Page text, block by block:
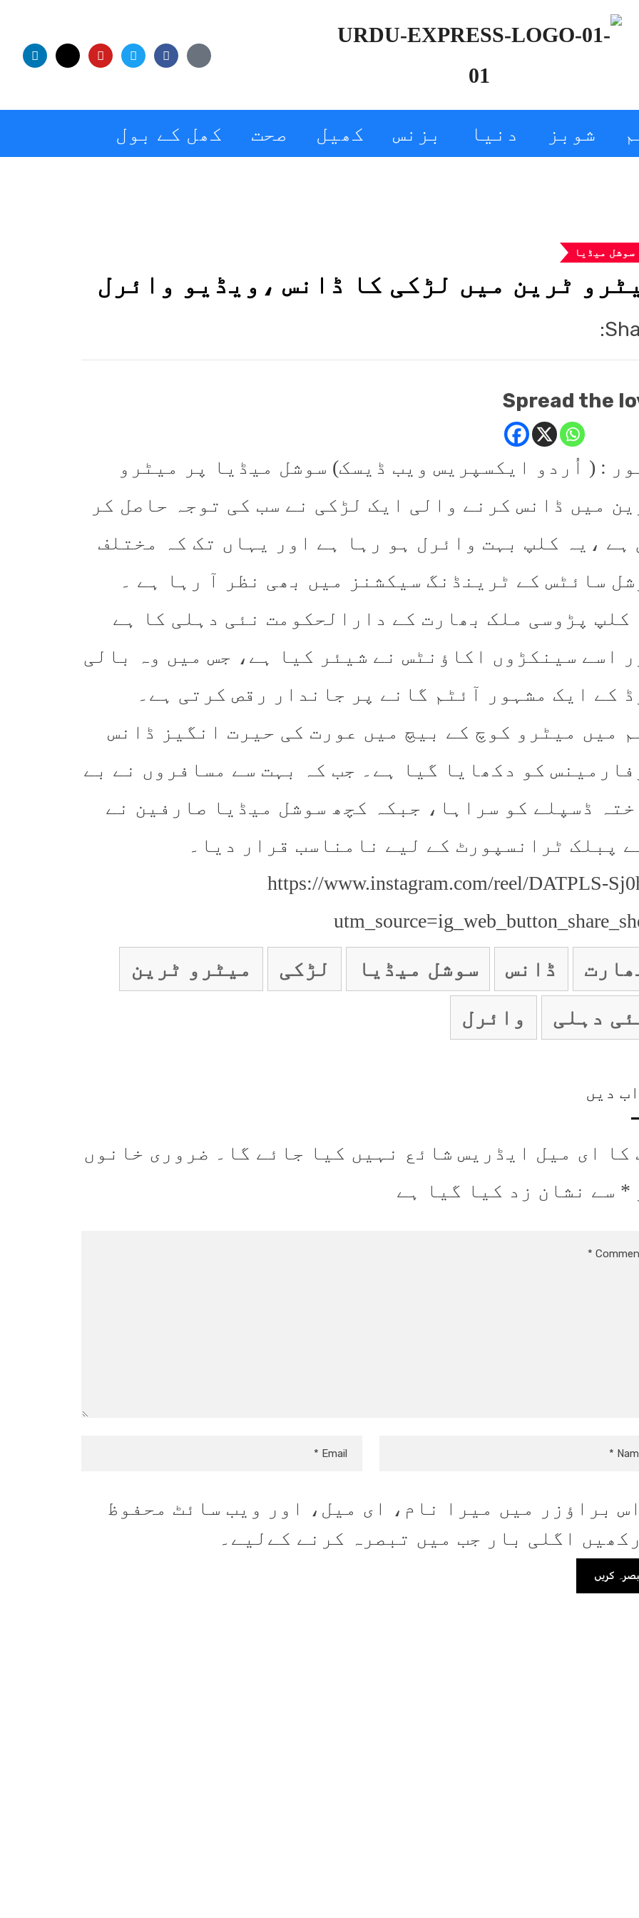
شوبز دنیا بزنس کھیل صحت کھل کے بول
سوشل میڈیا
ٹرین میں لڑکی کا ڈانس ،ویڈیو وائرل
Spread the
: ( اُردو ایکسپریس ویب ڈیسک) سوشل میڈیا پر میٹرو
میں ڈانس کرنے والی ایک لڑکی نے سب کی توجہ حاصل کر
ہے ،یہ کلپ بہت وائرل ہو رہا ہے اور یہاں تک کہ مختلف
سائٹس کے ٹرینڈنگ سیکشنز میں بھی نظر آ رہا ہے ۔
کلپ پڑوسی ملک بھارت کے دارالحکومت نئی دہلی کا ہے
اسے سینکڑوں اکاؤنٹس نے شیئر کیا ہے، جس میں وہ بالی
کے ایک مشہور آئٹم گانے پر جاندار رقص کرتی ہے۔
میں میٹرو کوچ کے بیچ میں عورت کی حیرت انگیز ڈانس
کو دکھایا گیا ہے۔ جب کہ بہت سے مسافروں نے بے
ڈسپلے کو سراہا، جبکہ کچھ سوشل میڈیا صارفین نے
پبلک ٹرانسپورٹ کے لیے نامناسب قرار دیا۔
https://www.instagram.com/reel/DATPLS-
ڈانس سوشل میڈیا لڑکی میٹرو ٹرین
دہلی وائرل
دیں
کا ای میل ایڈریس شائع نہیں کیا جائے گا۔ ضروری خانوں
* سے نشان زد کیا گیا ہے
اس براؤزر میں میرا نام، ای میل، اور ویب سائٹ محفوظ
رکھیں اگلی بار جب میں تبصرہ کرنے کےلیے۔